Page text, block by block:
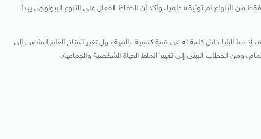
من الأنواع تم توثيقه علميا، وأكد أن الحفاظ الفعال على التنوع البيولوجى يبدأ
دعا البابا خلال كلمة له فى قمة كنسية عالمية حول تغير المناخ العام الماضى إلى
ومن الخطاب البيئى إلى تغيير أنماط الحياة الشخصية والجماعية.